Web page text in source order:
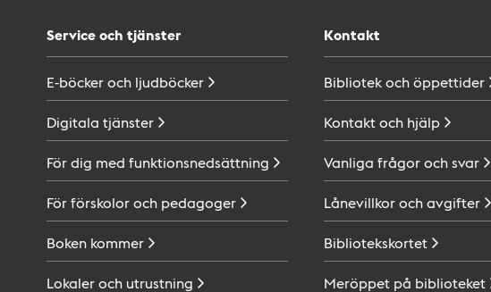
Service och tjänster
E-böcker och ljudböcker
Digitala tjänster
För dig med funktionsnedsättning
För förskolor och pedagoger
Boken kommer
Lokaler och utrustning
Kontakt
Bibliotek ochöppettider
Kontakt och hjälp
Vanliga frågor ochsvar
Lånevillkor ochavgifter
Bibliotekskortet
Meröppet på biblioteket